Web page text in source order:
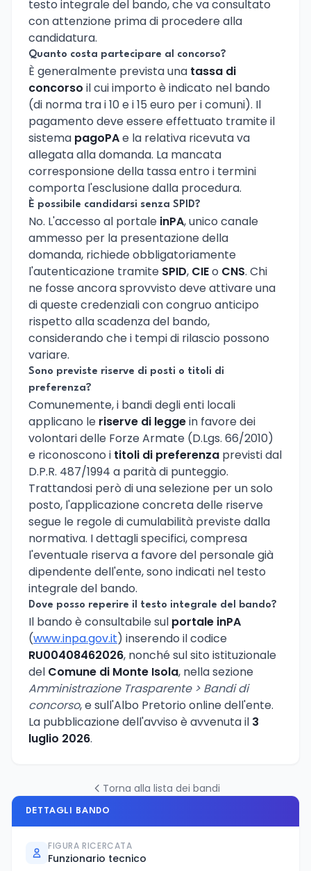
testo integrale del bando, che va consultato
con attenzione prima di procedere alla
candidatura.
Quanto costa partecipare al concorso?
È generalmente prevista una tassa di
concorso il cui importo è indicato nel bando
(di norma tra i 10 e i 15 euro per i comuni). Il
pagamento deve essere effettuato tramite il
sistema pagoPAe la relativa ricevuta va
allegata alla domanda. La mancata
corresponsione della tassa entro i termini
comporta l'esclusione dalla procedura.
È possibile candidarsi senza SPID?
No. L'accesso al portale inPA, unico canale
ammesso per la presentazione della
domanda, richiede obbligatoriamente
l'autenticazione tramite SPID, CIEo CNS. Chi
ne fosse ancora sprovvisto deve attivare una
di queste credenziali con congruo anticipo
rispetto alla scadenza del bando,
considerando che i tempi di rilascio possono
variare.
Sono previste riserve di posti o titoli di
preferenza?
Comunemente, i bandi degli enti locali
applicano le riserve di leggein favore dei
volontari delle Forze Armate (D.Lgs. 66/2010)
e riconoscono i titoli di preferenza previsti dal
D.P.R. 487/1994 a parità di punteggio.
Trattandosi però di una selezione per un solo
posto, l'applicazione concreta delle riserve
segue le regole di cumulabilità previste dalla
normativa. I dettagli specifici, compresa
l'eventuale riserva a favore del personale già
dipendente dell'ente, sono indicati nel testo
integrale del bando.
Dove posso reperire il testo integrale del bando?
Il bando è consultabile sul portale inPA
(www.inpa.gov.it) inserendo il codice
RU00408462026, nonché sul sito istituzionale
del Comune di Monte Isola, nella sezione
Amministrazione Trasparente > Bandi di
concorso, e sull'Albo Pretorio online dell'ente.
La pubblicazione dell'avviso è avvenuta il 3
luglio 2026.
Torna alla lista dei bandi
DETTAGLI BANDO
FIGURA RICERCATA
Funzionario tecnico